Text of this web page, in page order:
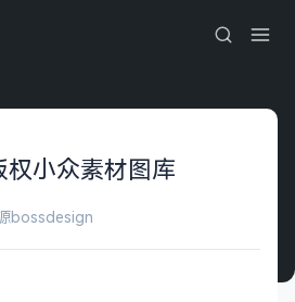
权小众素材图库
bossdesign